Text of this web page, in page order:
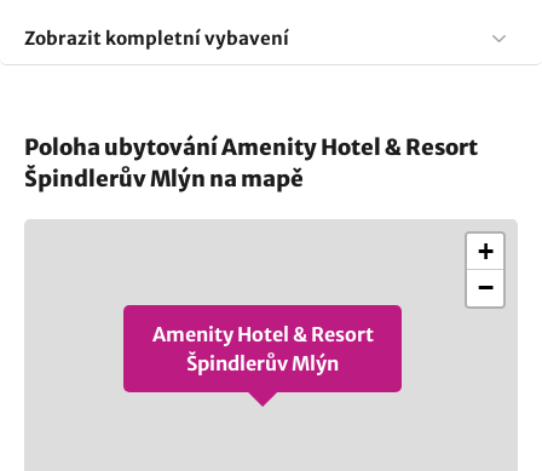
Zobrazit kompletní vybavení
Poloha ubytování Amenity Hotel & Resort
Špindlerův Mlýn na mapě
Amenity Hotel & Resort
Špindlerův Mlýn
+
−